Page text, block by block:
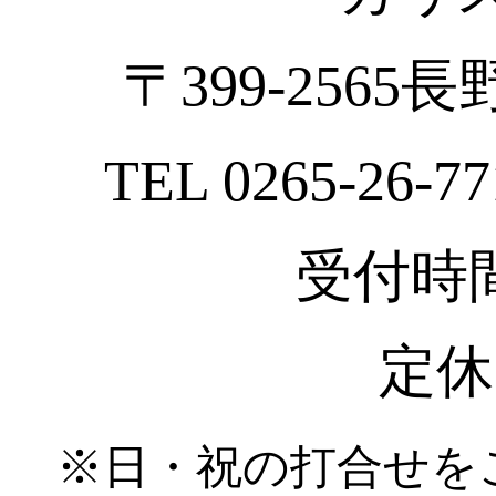
〒399-2565長
TEL 0265-26-
受付時
定
※日・祝の打合せを